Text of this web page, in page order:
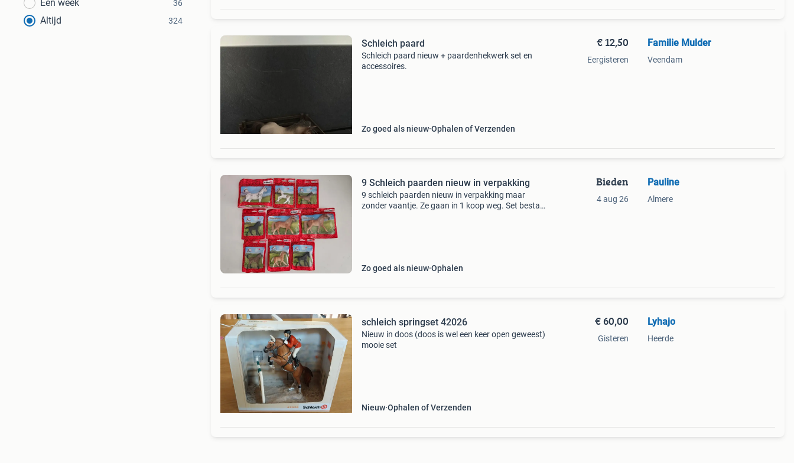
Een week 36
Altijd 324
Schleich paard
Schleich paard nieuw + paardenhekwerk set en
accessoires.
Zo goed als nieuw Ophalen of Verzenden
€ 12,50
Eergisteren
Familie Mulder
Veendam
9 Schleich paarden nieuw in verpakking
9 schleich paarden nieuw in verpakking maar
zonder vaantje. Ze gaan in 1 koop weg. Set bestaat
Zo goed als nieuw Ophalen
Bieden
4 aug 26
Pauline
Almere
schleich springset 42026
Nieuw in doos (doos is wel een keer open geweest)
mooie set
Nieuw Ophalen of Verzenden
€ 60,00
Gisteren
Lyhajo
Heerde